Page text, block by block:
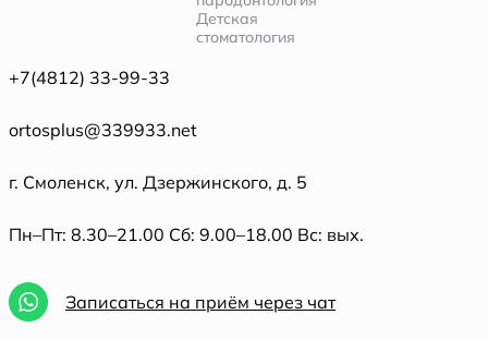
Детская
стоматология
+7(4812) 33-99-33
ortosplus@339933.net
г. Смоленск, ул. Дзержинского, д. 5
Пн–Пт: 8.30–21.00 Сб: 9.00–18.00 Вс: вых.
Записаться на приём через чат